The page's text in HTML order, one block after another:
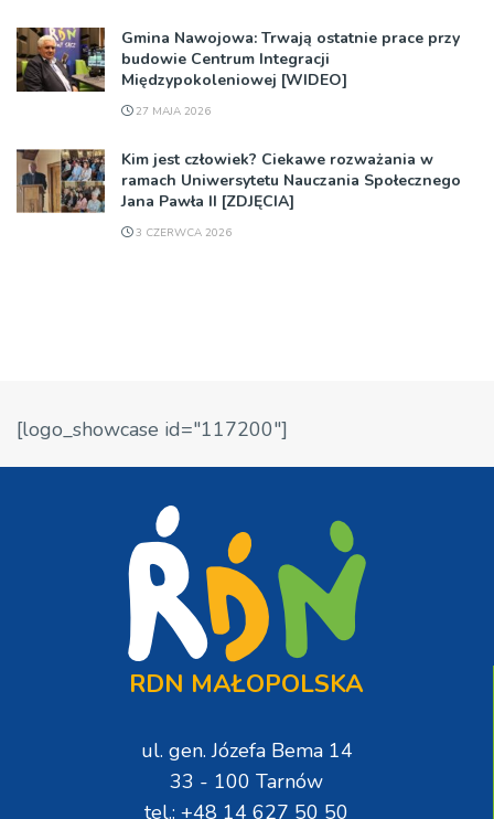
Gmina Nawojowa: Trwają ostatnie prace przy
budowie Centrum Integracji
Międzypokoleniowej [WIDEO]
27 MAJA 2026
Kim jest człowiek? Ciekawe rozważania w
ramach Uniwersytetu Nauczania Społecznego
Jana Pawła II [ZDJĘCIA]
3 CZERWCA 2026
[logo_showcase id="117200"]
RDN MAŁOPOLSKA
ul. gen. Józefa Bema 14
33 - 100 Tarnów
tel.: +48 14 627 50 50